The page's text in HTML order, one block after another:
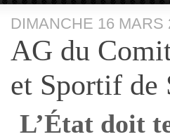
DIMANCHE 16 MARS
AG du
et Sportif de
L’État doit